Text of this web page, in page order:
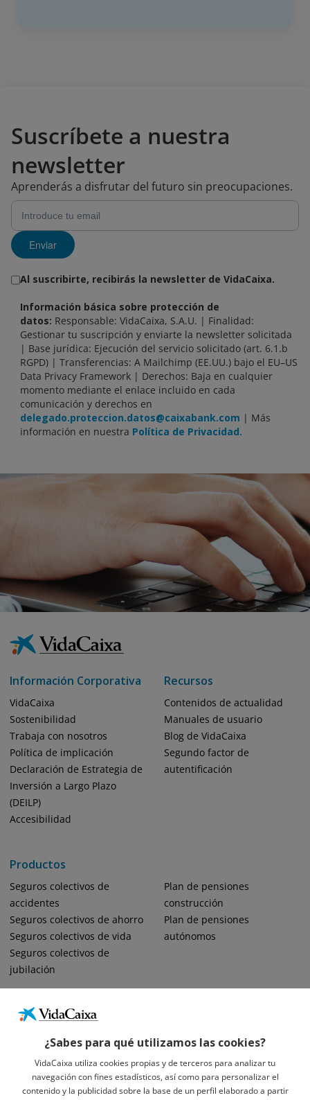
¿Sabes para qué utilizamos las cookies?
VidaCaixa utiliza cookies propias y de terceros para analizar tu
navegación con fines estadísticos, así como para personalizar el
contenido y la publicidad sobre la base de un perfil elaborado a partir
Suscríbete a nuestra
newsletter
Aprenderás a disfrutar del futuro sin preocupaciones.
Enviar
Al suscribirte, recibirás la newsletter de VidaCaixa.
Información básica sobre protección de
datos: Responsable: VidaCaixa, S.A.U. | Finalidad:
Gestionar tu suscripción y enviarte la newsletter solicitada
| Base jurídica: Ejecución del servicio solicitado (art. 6.1.b
RGPD) | Transferencias: A Mailchimp (EE.UU.) bajo el EU–US
Data Privacy Framework | Derechos: Baja en cualquier
momento mediante el enlace incluido en cada
comunicación y derechos en
delegado.proteccion.datos@caixabank.com | Más
información en nuestra Política de Privacidad.
Información Corporativa
VidaCaixa
Sostenibilidad
Trabaja con nosotros
Política de implicación
Declaración de Estrategia de
Inversión a Largo Plazo
(DEILP)
Accesibilidad
Productos
Seguros colectivos de
accidentes
Seguros colectivos de ahorro
Seguros colectivos de vida
Seguros colectivos de
jubilación
Plan de pensiones
construcción
Plan de pensiones
autónomos
Recursos
Contenidos de actualidad
Manuales de usuario
Blog de VidaCaixa
Segundo factor de
autentificación
Informació Legal Sobre VidaCaixa, S.A.